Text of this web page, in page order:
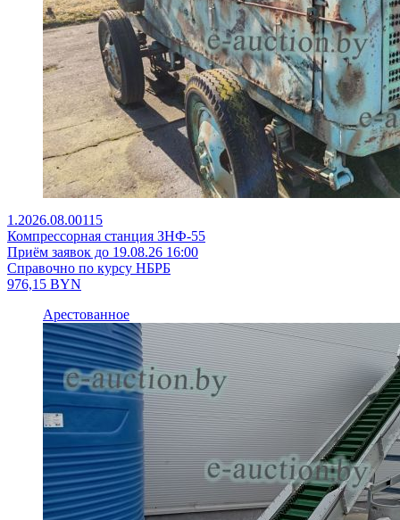
1.2026.08.00115
Компрессорная станция ЗНФ-55
Приём заявок до 19.08.26 16:00
Справочно по курсу НБРБ
976,15 BYN
Арестованное